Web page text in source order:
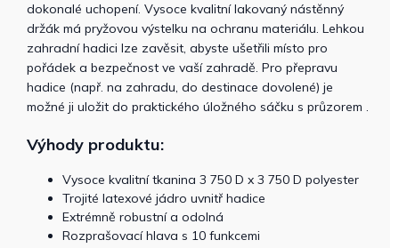
dokonalé uchopení. Vysoce kvalitní lakovaný nástěnný
držák má pryžovou výstelku na ochranu materiálu. Lehkou
zahradní hadici lze zavěsit, abyste ušetřili místo pro
pořádek a bezpečnost ve vaší zahradě. Pro přepravu
hadice (např. na zahradu, do destinace dovolené) je
možné ji uložit do praktického úložného sáčku s průzorem .
Výhody produktu:
Vysoce kvalitní tkanina 3 750 D x 3 750 D polyester
Trojité latexové jádro uvnitř hadice
Extrémně robustní a odolná
Rozprašovací hlava s 10 funkcemi